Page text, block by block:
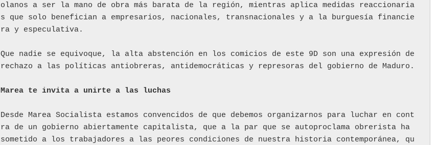
olanos a ser la mano de obra más barata de la región, mientras aplica medidas reaccionaria
s que solo benefician a empresarios, nacionales, transnacionales y a la burguesía financie
ra y especulativa.
Que nadie se equivoque, la alta abstención en los comicios de este 9D son una expresión de
rechazo a las políticas antiobreras, antidemocráticas y represoras del gobierno de Maduro.
Marea te invita a unirte a las luchas
Desde Marea Socialista estamos convencidos de que debemos organizarnos para luchar en cont
ra de un gobierno abiertamente capitalista, que a la par que se autoproclama obrerista ha
sometido a los trabajadores a las peores condiciones de nuestra historia contemporánea, qu